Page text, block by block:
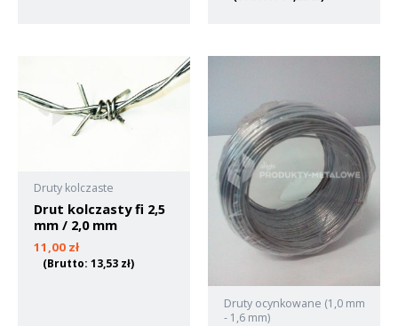
Druty kolczaste
Drut kolczasty fi 2,5
mm / 2,0 mm
11,00 zł
(Brutto: 13,53 zł)
Druty ocynkowane (1,0 mm
- 1,6 mm)